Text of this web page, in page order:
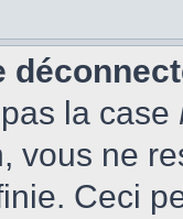
la case
vous ne
Ceci